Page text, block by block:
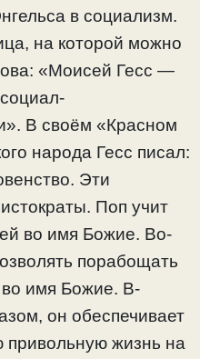
в социализм.
на которой можно
«Моисей Гесс —
В своём «Красном
народа Гесс писал:
Эти
Поп учит
во имя Божие. Во-
порабощать
во имя Божие. В-
он обеспечивает
жизнь на